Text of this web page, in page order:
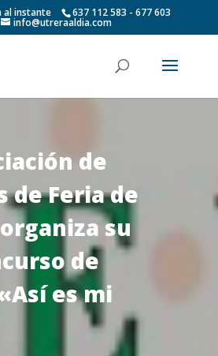
al instante 637 112 583 - 677 603
info@utreraaldia.com
de
de Feria de
su
de
es mi